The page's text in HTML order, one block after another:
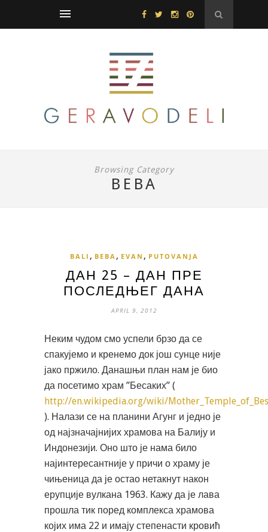
Browsing Category
BEBA
BALI , BEBA , EVAN , PUTOVANJA
ДАН 25 – ДАН ПРЕ
ПОСЛЕДЊЕГ ДАНА
APRIL 9, 2012
Неким чудом смо успели брзо да се
спакујемо и кренемо док још сунце није
јако пржило. Данашњи план нам је био
да посетимо храм ”Бесаких” (
http://en.wikipedia.org/wiki/
). Налази се на планини Агунг и једно је
од најзначајнијих храмова на Балију и
Индонезији. Оно што је нама било
најинтересантније у причи о храму је
чињеница да је остао нетакнут након
ерупције вулкана 1963. Кажу да је лава
прошла тик поред комплекса храмова
којих има 22 и имају степенасти кровић